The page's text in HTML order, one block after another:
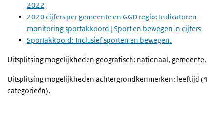
2022
2020 cijfers per gemeente en GGD regio: Indicatoren
monitoring sportakkoord | Sport en bewegen in cijfers
Sportakkoord: Inclusief sporten en bewegen.
Uitsplitsing mogelijkheden geografisch: nationaal, gemeente.
Uitsplitsing mogelijkheden achtergrondkenmerken: leeftijd (4
categorieën).